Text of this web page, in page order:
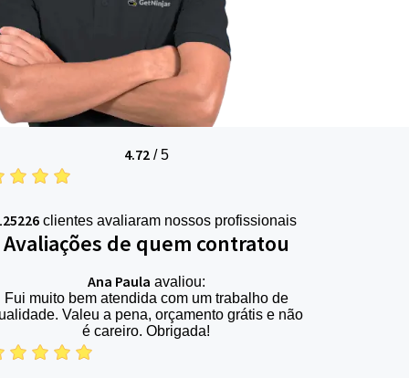
4.72/5
clientes avaliaram nossos profissionais
Avaliações de quem contratou
Ana Paula avaliou:
Fui muito bem atendida com um trabalho de
Valeu a pena, orçamento grátis e não
é careiro. Obrigada!